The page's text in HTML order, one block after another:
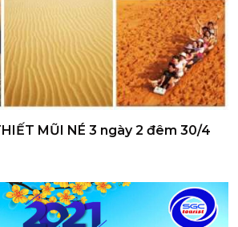
MŨI NÉ 3 ngày 2 đêm 30/4